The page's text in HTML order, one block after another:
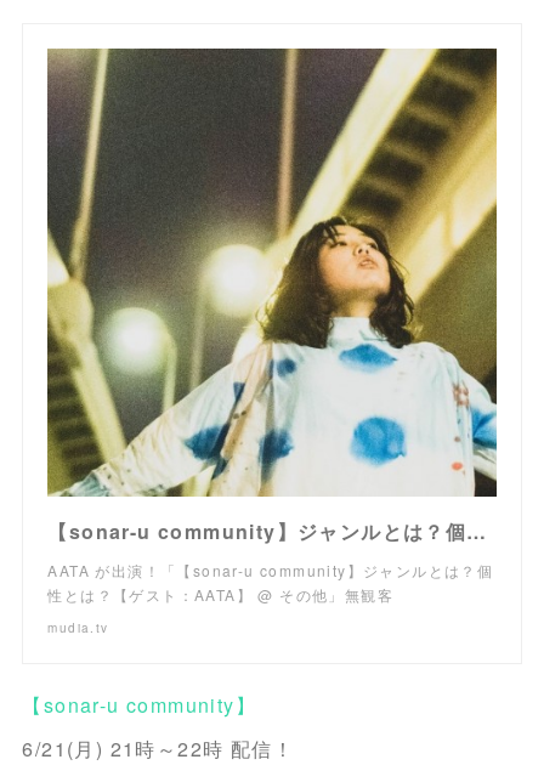
【sonar-u community】ジャンルとは？個性とは？【ゲスト：AATA】 @ その他 ( 選考前 )
AATA が出演！「【sonar-u community】ジャンルとは？個
性とは？【ゲスト：AATA】 @ その他」無観客
mudia.tv
【sonar-u community】
6/21(月) 21時～22時 配信！